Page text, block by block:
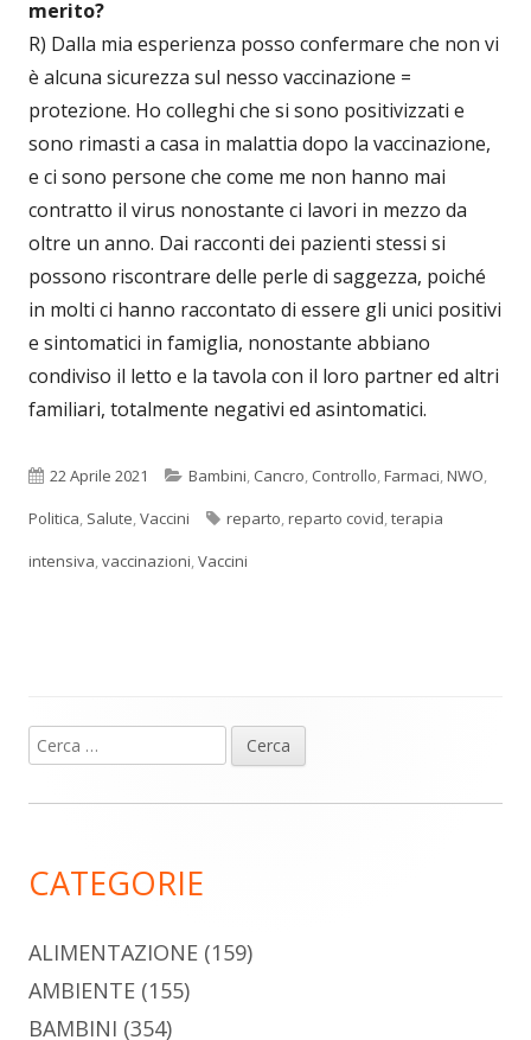
merito?
R) Dalla mia esperienza posso confermare che non vi
è alcuna sicurezza sul nesso vaccinazione =
protezione. Ho colleghi che si sono positivizzati e
sono rimasti a casa in malattia dopo la vaccinazione,
e ci sono persone che come me non hanno mai
contratto il virus nonostante ci lavori in mezzo da
oltre un anno. Dai racconti dei pazienti stessi si
possono riscontrare delle perle di saggezza, poiché
in molti ci hanno raccontato di essere gli unici positivi
e sintomatici in famiglia, nonostante abbiano
condiviso il letto e la tavola con il loro partner ed altri
familiari, totalmente negativi ed asintomatici.
Pubblicato
22 Aprile 2021 Categorie
Bambini, Cancro, Controllo,Farmaci,NWO,
Politica, Salute,Vaccini Tag
reparto,reparto covid,terapia
intensiva,vaccinazioni,Vaccini
Barra
laterale
Ricerca
per:
CATEGORIE
ALIMENTAZIONE (159)
AMBIENTE (155)
BAMBINI (354)